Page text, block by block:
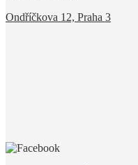
Ondříčkova 12, Praha 3